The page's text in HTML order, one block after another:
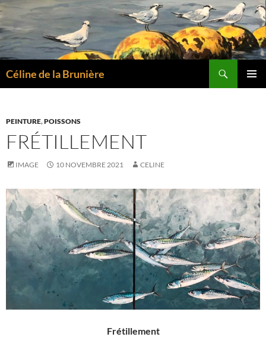
Aller
au
contenu
Céline de la Brunière
PEINTURE,POISSONS
FRÉTILLEMENT
IMAGE 10 NOVEMBRE 2021 CELINE
Frétillement